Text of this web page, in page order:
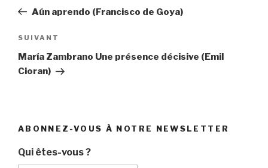
l’article
précédent
Aún aprendo (Francisco de Goya)
Article
suivant
SUIVANT
María Zambrano Une présence décisive (Emil
Cioran)
ABONNEZ-VOUS À NOTRE NEWSLETTER
Qui êtes-vous ?